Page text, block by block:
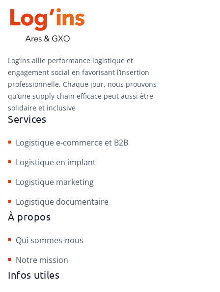
Log’ins allie performance logistique et
engagement social en favorisant l’insertion
professionnelle. Chaque jour, nous prouvons
qu’une supply chain efficace peut aussi être
solidaire et inclusive
Services
Logistique e-commerce et B2B
Logistique en implant
Logistique marketing
Logistique documentaire
À propos
Qui sommes-nous
Notre mission
Infos utiles